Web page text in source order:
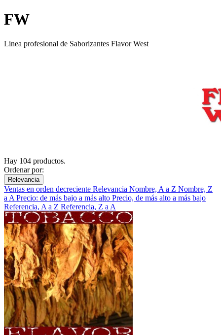
FW
Linea profesional de Saborizantes Flavor West
Hay 104 productos.
Ordenar por:
Relevancia
Ventas en orden decreciente Relevancia Nombre, A a Z Nombre, Z
a A Precio: de más bajo a más alto Precio, de más alto a más bajo
Referencia, A a Z Referencia, Z a A